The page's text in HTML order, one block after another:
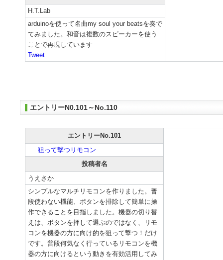
H.T.Lab
arduinoを使って名曲my soul your beatsを奏で
てみました。和音は複数のスピーカーを使う
ことで再現しています
Tweet
エントリーN0.101～No.110
エントリーNo.101
狙って撃つリモコン
投稿者名
うえさか
シンプルなマルチリモコンを作りました。普
段使わない機能、ボタンを排除して簡単に操
作できることを目指しました。機器の切り替
えは、ボタンを押して選ぶのではなく、リモ
コンを機器の方に向け的を狙って撃つ！だけ
です。普段何気なく行っているリモコンを機
器の方に向けるという動きを有効活用してみ